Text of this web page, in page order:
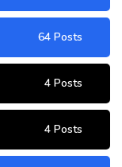
64 Posts
4 Posts
4 Posts